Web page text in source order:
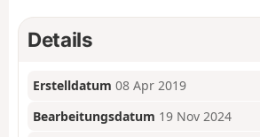
Details
Erstelldatum 08 Apr 2019
Bearbeitungsdatum 19 Nov 2024